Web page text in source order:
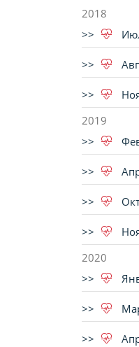
2018
2019
2020